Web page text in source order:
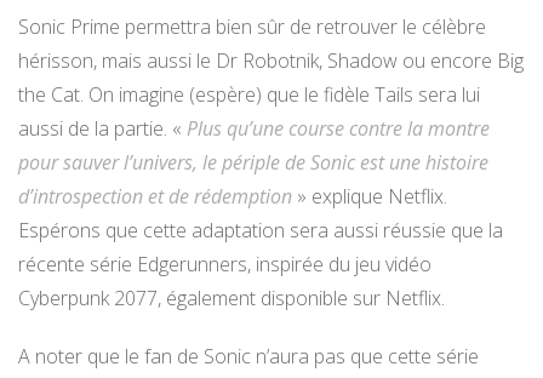
Sonic Prime permettra bien sûr de retrouver le célèbre
hérisson, mais aussi le Dr Robotnik, Shadow ou encore Big
the Cat. On imagine (espère) que le fidèle Tails sera lui
aussi de la partie. « Plus qu’une course contre la montre
pour sauver l’univers, le périple de Sonic est une histoire
d’introspection et de rédemption » explique Netflix.
Espérons que cette adaptation sera aussi réussie que la
récente série Edgerunners, inspirée du jeu vidéo
Cyberpunk 2077, également disponible sur Netflix.
A noter que le fan de Sonic n’aura pas que cette série